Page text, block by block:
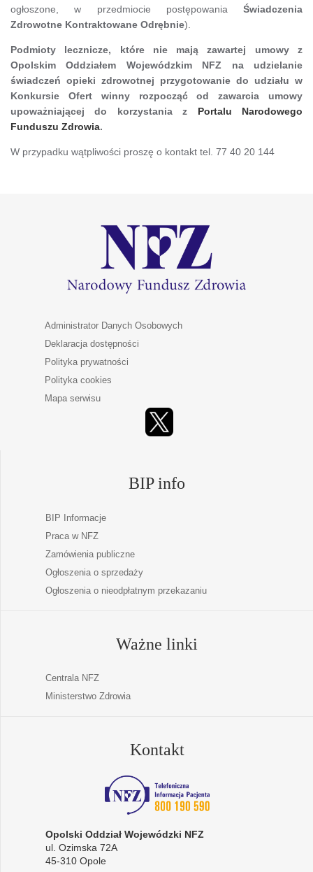
ogłoszone, w przedmiocie postępowania Świadczenia
Zdrowotne Kontraktowane Odrębnie).
Podmioty lecznicze, które nie mają zawartej umowy z
Opolskim Oddziałem Wojewódzkim NFZ na udzielanie
świadczeń opieki zdrowotnej przygotowanie do udziału w
Konkursie Ofert winny rozpocząć od zawarcia umowy
upoważniającej do korzystania z Portalu Narodowego
Funduszu Zdrowia.
W przypadku wątpliwości proszę o kontakt tel. 77 40 20 144
Administrator Danych Osobowych
Deklaracja dostępności
Polityka prywatności
Polityka cookies
Mapa serwisu
BIP info
BIP Informacje
Praca w NFZ
Zamówienia publiczne
Ogłoszenia o sprzedaży
Ogłoszenia o nieodpłatnym przekazaniu
Ważne linki
Centrala NFZ
Ministerstwo Zdrowia
Kontakt
Opolski Oddział Wojewódzki NFZ
ul. Ozimska 72A
45-310 Opole